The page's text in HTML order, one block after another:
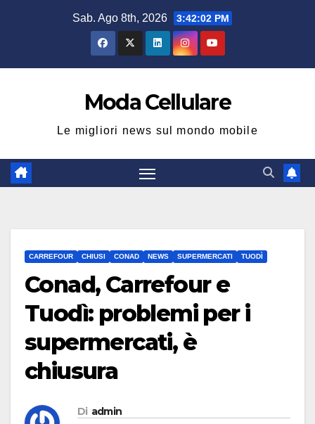
Sab. Ago 8th, 2026 3:42:02 PM
Moda Cellulare
Le migliori news sul mondo mobile
CARREFOUR CHIUSI CONAD NEWS SUPERMERCATI TUODÌ
Conad, Carrefour e
Tuodì: problemi per i
supermercati, è
chiusura
Di admin